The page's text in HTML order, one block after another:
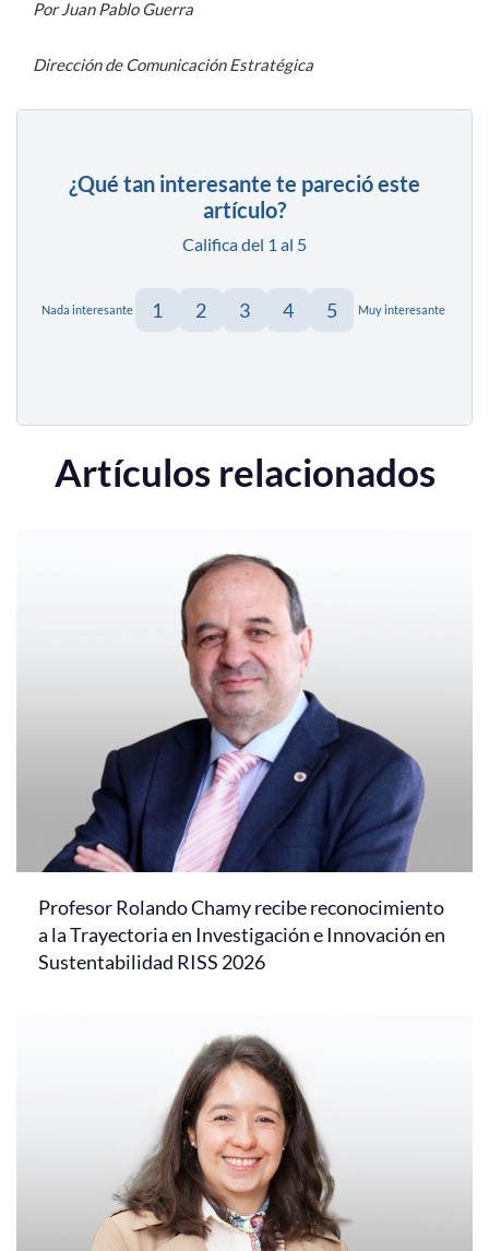
Por Juan Pablo Guerra
Dirección de Comunicación Estratégica
¿Qué tan interesante te pareció este
artículo?
Califica del 1 al 5
Nada interesante 1 2 3 4 5 Muy interesante
Artículos relacionados
Profesor Rolando Chamy recibe reconocimiento
a la Trayectoria en Investigación e Innovación en
Sustentabilidad RISS 2026